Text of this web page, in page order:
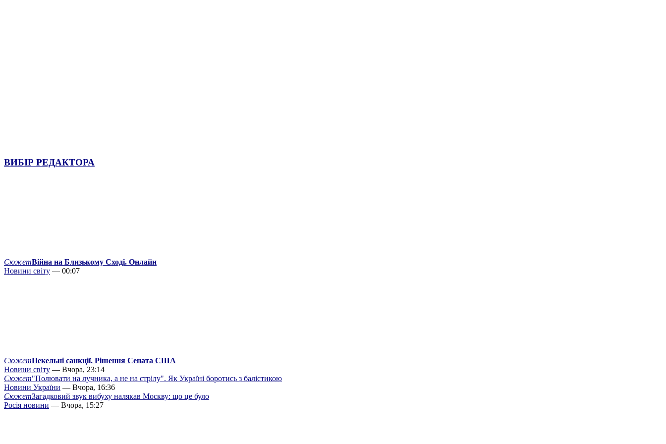
ВИБІР РЕДАКТОРА
СюжетВійна на Близькому Сході. Онлайн
Новини світу — 00:07
СюжетПекельні санкції. Рішення Сената США
Новини світу — Вчора, 23:14
Сюжет"Полювати на лучника, а не на стрілу". Як Україні боротись з балістикою
Новини України — Вчора, 16:36
СюжетЗагадковий звук вибуху налякав Москву: що це було
Росія новини — Вчора, 15:27